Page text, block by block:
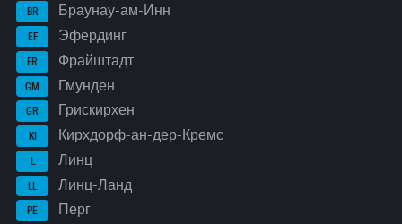
BR Браунау-ам-Инн
EF Эфердинг
FR Фрайштадт
GM Гмунден
GR Грискирхен
KI Кирхдорф-ан-дер-Кремс
L Линц
LL Линц-Ланд
PE Перг